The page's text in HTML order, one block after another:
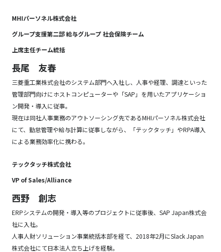
MHIパーソネル株式会社
グループ支援第二部 給与グループ 社会保険チーム
上席主任チーム統括
長尾 友春
三菱重工業株式会社のシステム部門へ入社し、人事や経理、調達といった
管理部門向けにホストコンピューターや「SAP」を用いたアプリケーショ
ン開発・導入に従事。
現在は同社人事業務のアウトソーシング先であるMHIパーソネル株式会社
にて、勤怠管理や給与計算に従事しながら、「テックタッチ」やRPA導入
による業務効率化に携わる。
テックタッチ株式会社
VP of Sales/Alliance
西野 創志
ERPシステムの開発・導入等のプロジェクトに従事後、SAP Japan株式会
社に入社。
人事人財ソリューション事業統括本部を経て、2018年2月にSlack Japan
株式会社にて日本法人立ち上げを経験。